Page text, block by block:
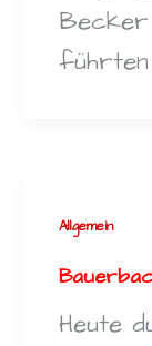
Becker
Allgemein
Heute